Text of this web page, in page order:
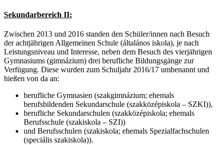
Sekundarbereich II:
Zwischen 2013 und 2016 standen den Schüler/innen nach Besuch
der achtjährigen Allgemeinen Schule (általános iskola), je nach
Leistungsniveau und Interesse, neben dem Besuch des vierjährigen
Gymnasiums (gimnázium) drei berufliche Bildungsgänge zur
Verfügung. Diese wurden zum Schuljahr 2016/17 umbenannt und
hießen von da an:
berufliche Gymnasien (szakgimnázium; ehemals
berufsbildenden Sekundarschule (szakközépiskola – SZKI)),
berufliche Sekundarschulen (szakközépiskola; ehemals
Berufsschule (szakiskola – SZI))
und Berufsschulen (szakiskola; ehemals Spezialfachschulen
(speciális szakiskola)).